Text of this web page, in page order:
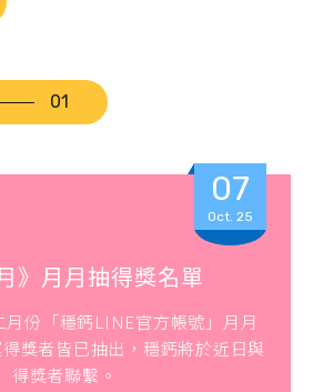
07
Oct. 25
》月月抽得獎名單
月份「穩鈣LINE官方帳號」月月
獎者皆已抽出，穩鈣將於近日與
得獎者聯繫。